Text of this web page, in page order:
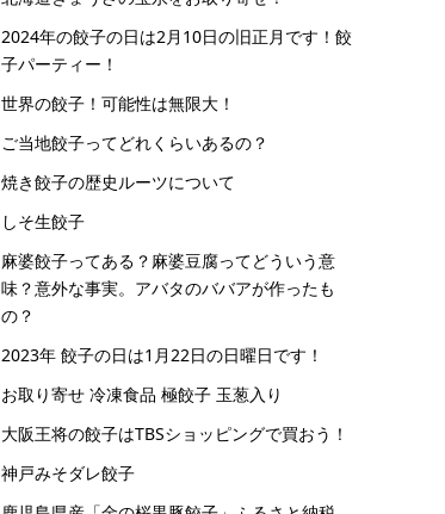
2024年の餃子の日は2月10日の旧正月です！餃
子パーティー！
世界の餃子！可能性は無限大！
ご当地餃子ってどれくらいあるの？
焼き餃子の歴史ルーツについて
しそ生餃子
麻婆餃子ってある？麻婆豆腐ってどういう意
味？意外な事実。アバタのババアが作ったも
の？
2023年 餃子の日は1月22日の日曜日です！
お取り寄せ 冷凍食品 極餃子 玉葱入り
大阪王将の餃子はTBSショッピングで買おう！
神戸みそダレ餃子